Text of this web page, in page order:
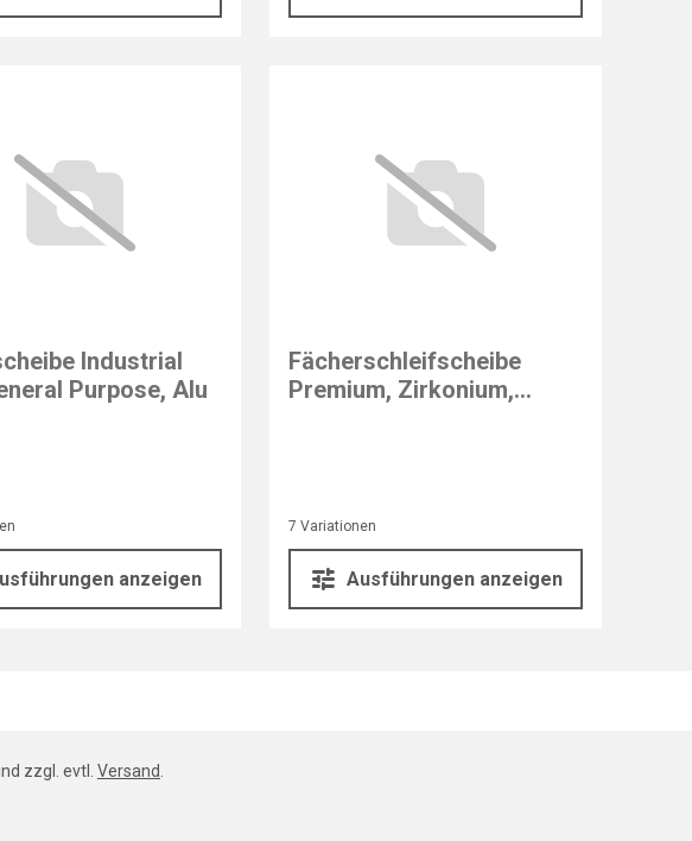
anzeigen
Industrial
Purpose, Alu
7 Variationen
Ausführungen anzeigen
Fächerschleifscheibe
Premium, Zirkonium,
zzgl. evtl. Versand.